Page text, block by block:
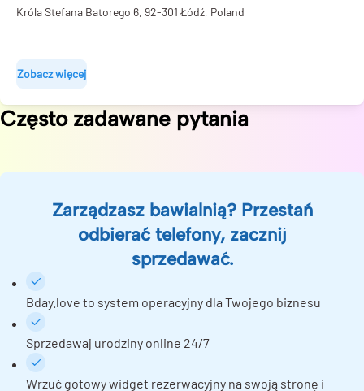
Króla Stefana Batorego 6, 92-301 Łódź, Poland
Zobacz więcej
Często zadawane pytania
Zarządzasz bawialnią? Przestań
odbierać telefony, zacznij
sprzedawać.
Bday.love to system operacyjny dla Twojego biznesu
Sprzedawaj urodziny online 24/7
Wrzuć gotowy widget rezerwacyjny na swoją stronę i